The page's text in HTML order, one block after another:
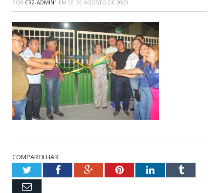
POR CR2-ADMIN1 EM 30 DE AGOSTO DE 2023
COMPARTILHAR:
TwitterFacebookGoogle+PinterestLinkedInTumblr
Email